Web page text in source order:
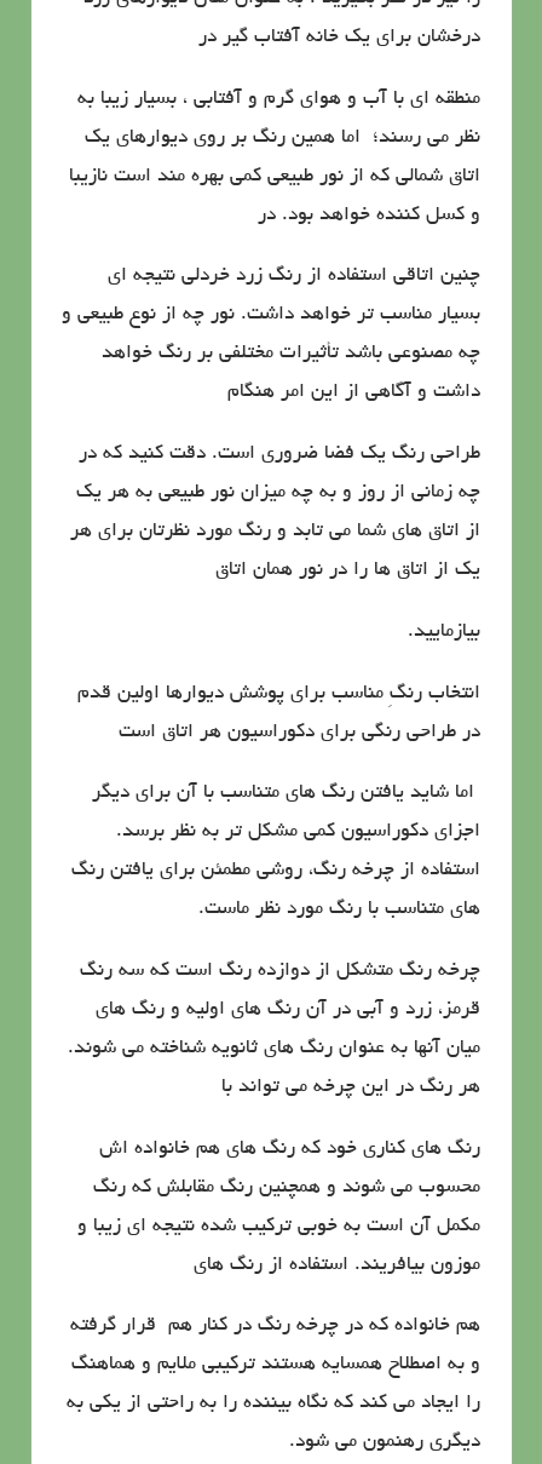
درخشان برای یك خانه آفتاب گیر در
منطقه ای با آب و هوای گرم و آفتابی ، بسیار زیبا به
نظر می رسند؛ اما همین رنگ بر روی دیوارهای یك
اتاق شمالی كه از نور طبیعی كمی بهره مند است نازیبا
و كسل كننده خواهد بود. در
چنین اتاقی استفاده از رنگ زرد خردلی نتیجه ای
بسیار مناسب تر خواهد داشت. نور چه از نوع طبیعی و
چه مصنوعی باشد تأثیرات مختلفی بر رنگ خواهد
داشت و آگاهی از این امر هنگام
طراحی رنگ یك فضا ضروری است. دقت كنید كه در
چه زمانی از روز و به چه میزان نور طبیعی به هر یك
از اتاق های شما می تابد و رنگ مورد نظرتان برای هر
یك از اتاق ها را در نور همان اتاق
بیازمایید.
انتخاب رنگِ مناسب برای پوشش دیوارها اولین قدم
در طراحی رنگی برای دكوراسیون هر اتاق است
اما شاید یافتن رنگ های متناسب با آن برای دیگر
اجزای دكوراسیون كمی مشكل تر به نظر برسد.
استفاده از چرخه رنگ، روشی مطمئن برای یافتن رنگ
های متناسب با رنگ مورد نظر ماست.
چرخه رنگ متشكل از دوازده رنگ است كه سه رنگ
قرمز، زرد و آبی در آن رنگ های اولیه و رنگ های
میان آنها به عنوان رنگ های ثانویه شناخته می شوند.
هر رنگ در این چرخه می تواند با
رنگ های كناری خود كه رنگ های هم خانواده اش
محسوب می شوند و همچنین رنگ مقابلش كه رنگ
مكمل آن است به خوبی تركیب شده نتیجه ای زیبا و
موزون بیافریند. استفاده از رنگ های
هم خانواده كه در چرخه رنگ در كنار هم قرار گرفته
و به اصطلاح همسایه هستند تركیبی ملایم و هماهنگ
را ایجاد می كند كه نگاه بیننده را به راحتی از یكی به
دیگری رهنمون می شود.